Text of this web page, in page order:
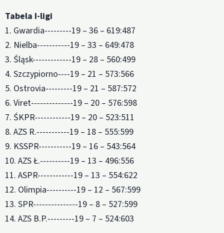
Tabela I-ligi
1. Gwardia---------19 – 36 – 619:487
2. Nielba-----------19 – 33 – 649:478
3. Śląsk-------------19 – 28 – 560:499
4. Szczypiorno----19 – 21 – 573:566
5. Ostrovia---------19 – 21 – 587:572
6. Viret--------------19 – 20 – 576:598
7. ŚKPR------------19 – 20 – 523:511
8. AZS R.-----------19 – 18 – 555:599
9. KSSPR-----------19 – 16 – 543:564
10. AZS Ł.----------19 – 13 – 496:556
11. ASPR------------19 – 13 – 554:622
12. Olimpia----------19 – 12 – 567:599
13. SPR---------------19 – 8 – 527:599
14. AZS B.P.---------19 – 7 – 524:603